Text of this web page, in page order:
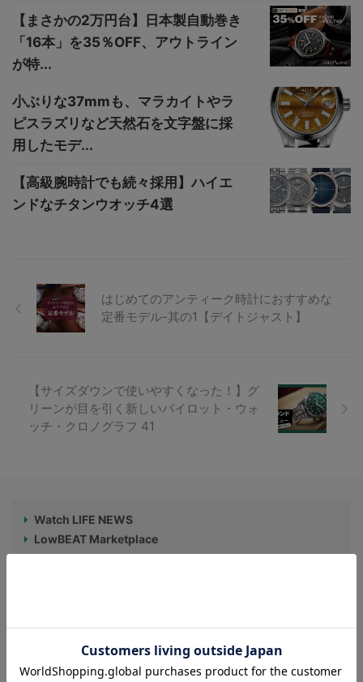
【まさかの2万円台】日本製自動巻き
「16本」を35％OFF、アウトライン
が特...
小ぶりな37mmも、マラカイトやラ
ピスラズリなど天然石を文字盤に採
用したモデ...
【高級腕時計でも続々採用】ハイエ
ンドなチタンウオッチ4選
はじめてのアンティーク時計におすすめな
定番モデル-其の1【デイトジャスト】
【サイズダウンで使いやすくなった！】グ
リーンが目を引く新しいパイロット・ウォ
ッチ・クロノグラフ 41
Watch LIFE NEWS
LowBEAT Marketplace
ONLINE SHOP